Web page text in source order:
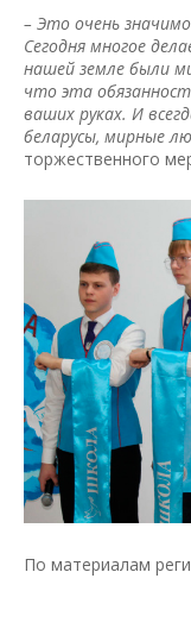
– Это очень
Сегодня многое
нашей земле были
что эта
ваших руках. И
беларусы, мирные
торжественного
По материалам